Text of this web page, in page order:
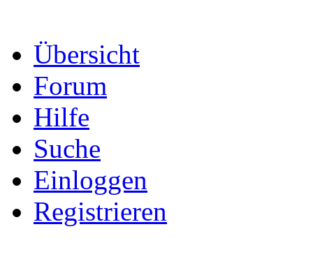
Übersicht
Forum
Hilfe
Suche
Einloggen
Registrieren